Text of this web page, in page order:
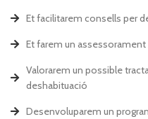
Et facilitarem consells per
Et farem un
Valorarem un possible
deshabituació
Desenvoluparem un